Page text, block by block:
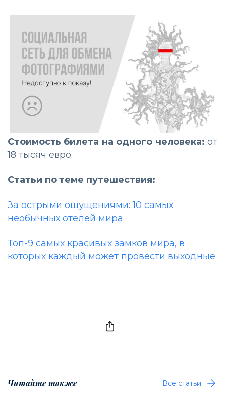
Стоимость билета на одного человека: от
18 тысяч евро.
Статьи по теме путешествия:
За острыми ощущениями: 10 самых
необычных отелей мира
Топ-9 самых красивых замков мира, в
которых каждый может провести выходные
Читайте также Все статьи